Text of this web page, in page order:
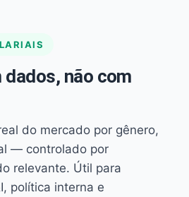
dados, não com
do mercado por gênero,
— controlado por
relevante. Útil para
política interna e